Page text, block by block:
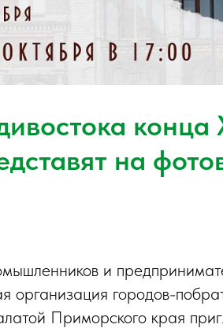
конца
на
и
организация городов-
Приморского края